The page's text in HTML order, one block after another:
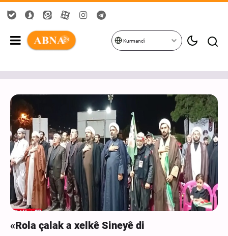
Kurmancî
«Rola çalak a xelkê Sineyê di